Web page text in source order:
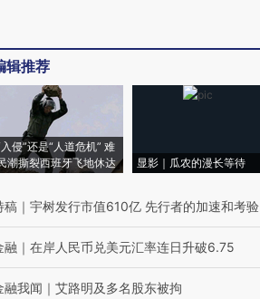
辑推荐
入侵”还是“人道危机” 难
潮撕裂西班牙飞地休达
显影｜瓜农的漫长等待
稿 ｜ 宇树发行市值610亿 先行者的加速和考验
融 ｜ 在岸人民币兑美元汇率连日升破6.75
融我闻 ｜ 艾路明及多名股东被拘